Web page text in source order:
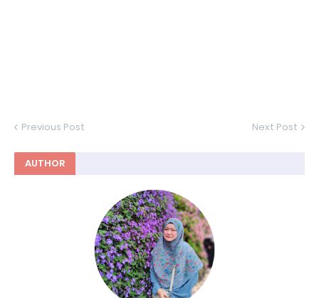
Previous Post Next Post
AUTHOR